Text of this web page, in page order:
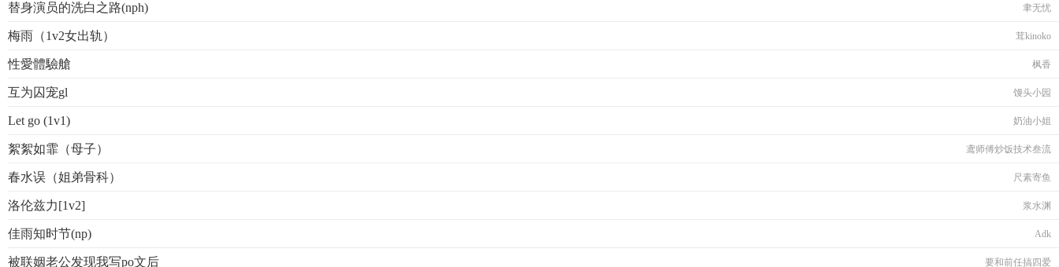
替身演员的洗白之路(nph) 聿无忧
梅雨（1v2女出轨） 茸kinoko
性愛體驗艙 枫香
互为囚宠gl 馒头小园
Let go (1v1) 奶油小姐
絮絮如霏（母子） 鸢师傅炒饭技术叁流
春水误（姐弟骨科） 尺素寄鱼
洛伦兹力[1v2] 浆水渊
佳雨知时节(np) Adk
被联姻老公发现我写po文后 要和前任搞四爱